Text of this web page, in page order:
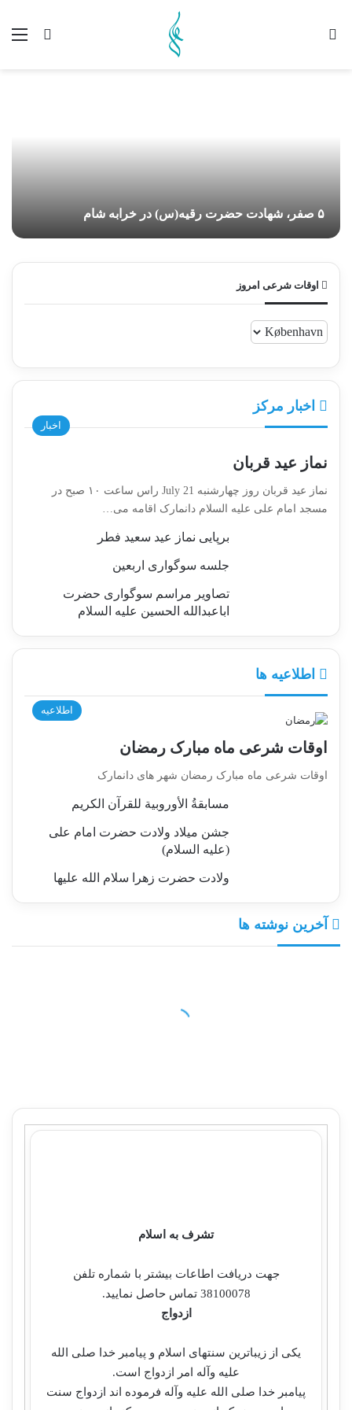
جستجو
۵ صفر، شهادت حضرت رقیه(س) در خرابه شام
اوقات شرعی امروز
اخبار مرکز
اخبار
نماز عيد قربان
نماز عيد قربان روز چهارشنبه July 21 راس ساعت ١٠ صبح در
مسجد امام علی علیه السلام دانمارک اقامه می…
برپایی نماز عید سعید فطر
جلسه سوگواری اربعین
تصاویر مراسم سوگواری حضرت
اباعبدالله الحسین علیه السلام
اطلاعیه ها
اطلاعیه
اوقات شرعی ماه مبارک رمضان
اوقات شرعی ماه مبارک رمضان شهر های دانمارک
مسابقةُ الأوروبية للقرآن الكريم
جشن میلاد ولادت حضرت امام علی
(علیه السلام)
ولادت حضرت زهرا سلام الله علیها
آخرین نوشته ها
تشرف به اسلام
جهت دریافت اطاعات بیشتر با شماره تلفن
38100078 تماس حاصل نمایید.
ازدواج
یكی از زیباترین سنتهای اسلام و پیامبر خدا صلی الله
علیه وآله امر ازدواج است.
پیامبر خدا صلی الله علیه وآله فرموده اند ازدواج سنت